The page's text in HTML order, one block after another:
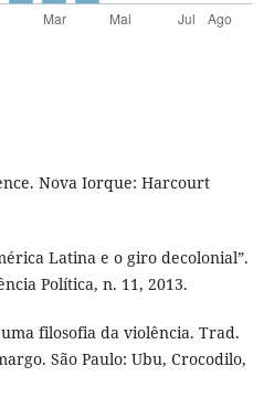
Nova Iorque: Harcourt
Latina e o giro decolonial”.
Política, n. 11, 2013.
filosofia da violência. Trad.
São Paulo: Ubu, Crocodilo,